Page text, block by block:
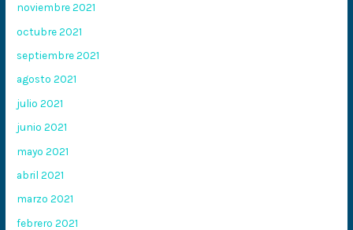
noviembre 2021
octubre 2021
septiembre 2021
agosto 2021
julio 2021
junio 2021
mayo 2021
abril 2021
marzo 2021
febrero 2021